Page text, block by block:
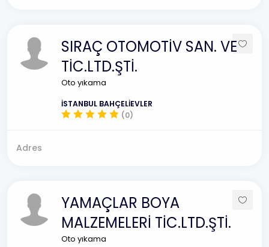
SIRAÇ OTOMOTİV SAN. VE
TİC.LTD.ŞTİ.
Oto yıkama
İSTANBUL BAHÇELİEVLER
(0)
Adres
YAMAÇLAR BOYA
MALZEMELERİ TİC.LTD.ŞTİ.
Oto yıkama